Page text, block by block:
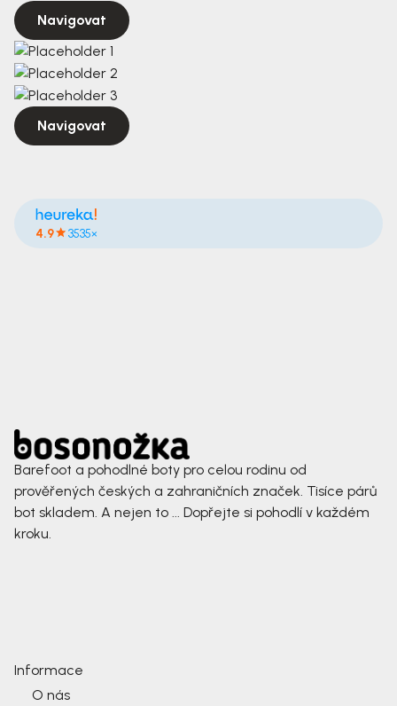
Navigovat
Navigovat
4.9 3535×
Barefoot a pohodlné boty pro celou rodinu od
prověřených českých a zahraničních značek. Tisíce párů
bot skladem. A nejen to ... Dopřejte si pohodlí v každém
kroku.
Informace
O nás